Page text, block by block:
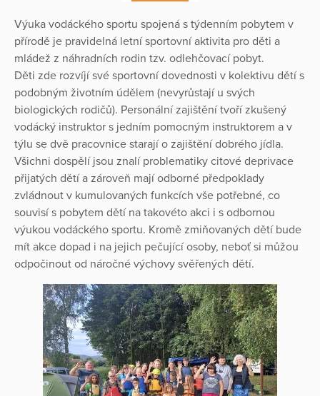
Výuka vodáckého sportu spojená s týdenním pobytem v
přírodě je pravidelná letní sportovní aktivita pro děti a
mládež z náhradních rodin tzv. odlehčovací pobyt.
Děti zde rozvíjí své sportovní dovednosti v kolektivu dětí s
podobným životním údělem (nevyrůstají u svých
biologických rodičů). Personální zajištění tvoří zkušený
vodácký instruktor s jedním pomocným instruktorem a v
týlu se dvě pracovnice starají o zajištění dobrého jídla.
Všichni dospělí jsou znalí problematiky citové deprivace
přijatých dětí a zároveň mají odborné předpoklady
zvládnout v kumulovaných funkcích vše potřebné, co
souvisí s pobytem dětí na takovéto akci i s odbornou
výukou vodáckého sportu. Kromě zmiňovaných dětí bude
mít akce dopad i na jejich pečující osoby, neboť si můžou
odpočinout od náročné výchovy svěřených dětí.